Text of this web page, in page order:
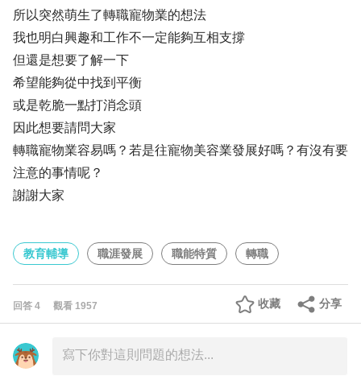
所以突然萌生了轉職寵物業的想法
我也明白興趣和工作不一定能夠互相支撐
但還是想要了解一下
希望能夠從中找到平衡
或是乾脆一點打消念頭
因此想要請問大家
轉職寵物業容易嗎？若是往寵物美容業發展好嗎？有沒有要
注意的事情呢？
謝謝大家
教育輔導 職涯發展 職能特質 轉職
回答 4 觀看 1957 分享
收藏